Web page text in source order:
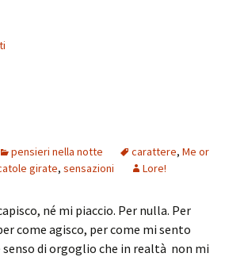
pensieri nella notte carattere, Me or
girate, sensazioni Lore!
né mi piaccio. Per nulla. Per
come agisco, per come mi sento
senso di orgoglio che in realtà non mi